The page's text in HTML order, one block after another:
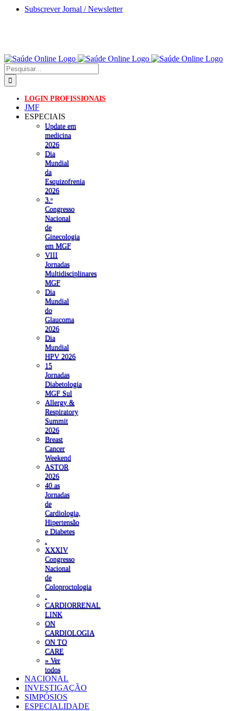
Skip
Subscrever Jornal / Newsletter
Pesquisar
LOGIN PROFISSIONAIS
JMF
ESPECIAIS
Update em
medicina
2026
Dia
Mundial
da
Esquizofrenia
2026
3.ᵒ
Congresso
Nacional
de
Ginecologia
em MGF
VIII
Jornadas
Multidisciplinares
MGF
Dia
Mundial
do
Glaucoma
2026
Dia
Mundial
HPV 2026
15
Jornadas
Diabetologia
MGF Sul
Allergy &
Respiratory
Summit
2026
Breast
Cancer
Weekend
ASTOR
2026
40.as
Jornadas
de
Cardiologia,
Hipertensão
e Diabetes
XXXIV
Congresso
Nacional
de
Coloproctologia
CARDIORRENAL
LINK
ON
CARDIOLOGIA
ON TO
CARE
» Ver
todos
NACIONAL
INVESTIGAÇÃO
SIMPÓSIOS
ESPECIALIDADE